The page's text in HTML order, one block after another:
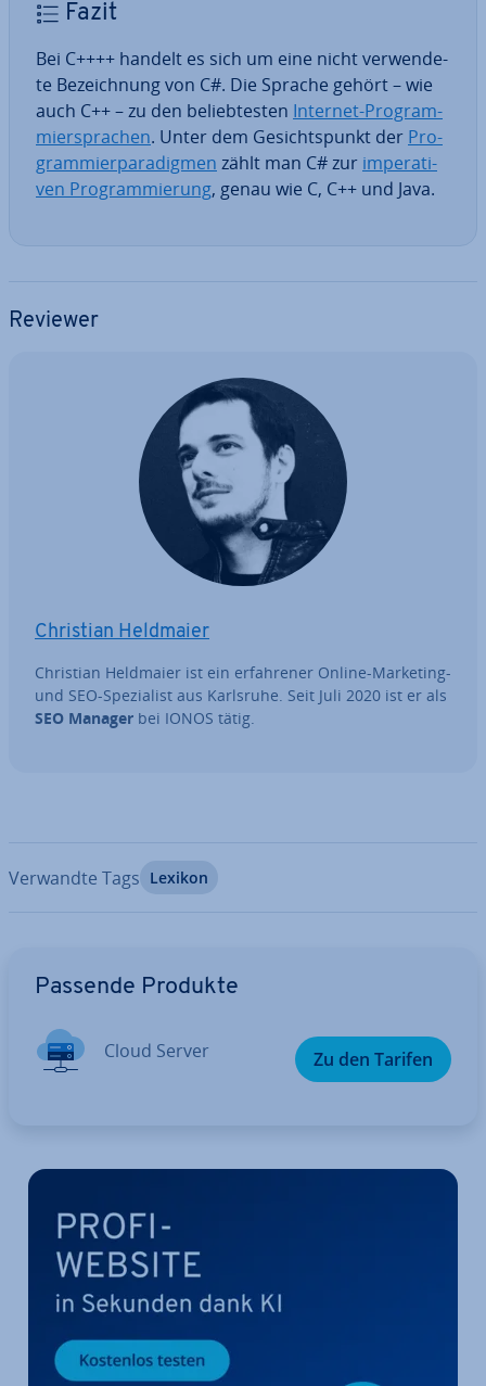
Fazit
Bei C++++ handelt es sich um eine nicht ver­wen­de­
te Be­zeich­nung von C#. Die Sprache gehört – wie
auch C++ – zu den be­lieb­tes­ten Internet-Pro­gram­
mier­spra­chen. Unter dem Ge­sichts­punkt der Pro­
gram­mier­pa­ra­dig­men zählt man C# zur im­pe­ra­ti­
ven Pro­gram­mie­rung, genau wie C, C++ und Java.
Reviewer
Christian Heldmaier
Christian Heldmaier ist ein er­fah­re­ner Online-Marketing-
und SEO-Spe­zia­list aus Karlsruhe. Seit Juli 2020 ist er als
SEO Manager bei IONOS tätig.
Verwandte Tags Lexikon
Passende Produkte
Cloud Server Zu den Tarifen